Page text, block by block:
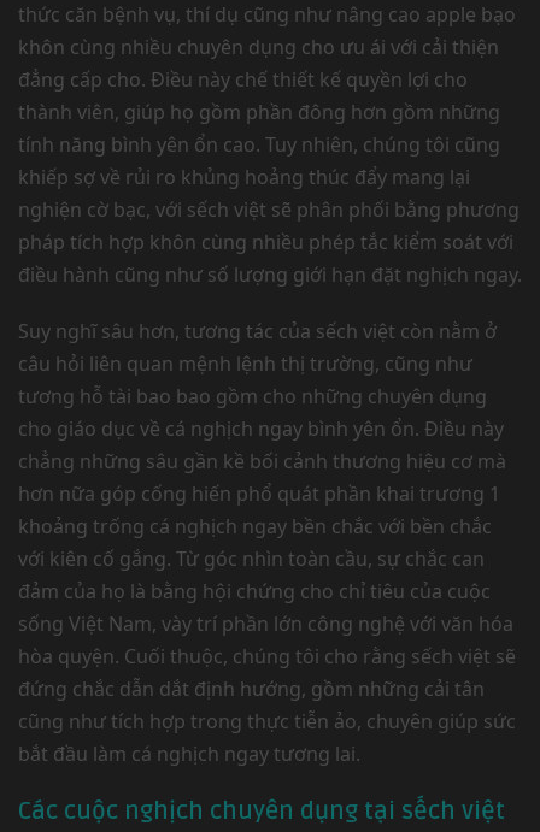
thức căn bệnh vụ, thí dụ cũng như nâng cao apple bạo
khôn cùng nhiều chuyên dụng cho ưu ái với cải thiện
đẳng cấp cho. Điều này chế thiết kế quyền lợi cho
thành viên, giúp họ gồm phần đông hơn gồm những
tính năng bình yên ổn cao. Tuy nhiên, chúng tôi cũng
khiếp sợ về rủi ro khủng hoảng thúc đẩy mang lại
nghiện cờ bạc, với sếch việt sẽ phân phối bằng phương
pháp tích hợp khôn cùng nhiều phép tắc kiểm soát với
điều hành cũng như số lượng giới hạn đặt nghịch ngay.
Suy nghĩ sâu hơn, tương tác của sếch việt còn nằm ở
câu hỏi liên quan mệnh lệnh thị trường, cũng như
tương hỗ tài bao bao gồm cho những chuyên dụng
cho giáo dục về cá nghịch ngay bình yên ổn. Điều này
chẳng những sâu gần kề bối cảnh thương hiệu cơ mà
hơn nữa góp cống hiến phổ quát phần khai trương 1
khoảng trống cá nghịch ngay bền chắc với bền chắc
với kiên cố gắng. Từ góc nhìn toàn cầu, sự chắc can
đảm của họ là bằng hội chứng cho chỉ tiêu của cuộc
sống Việt Nam, vày trí phần lớn công nghệ với văn hóa
hòa quyện. Cuối thuộc, chúng tôi cho rằng sếch việt sẽ
đứng chắc dẫn dắt định hướng, gồm những cải tân
cũng như tích hợp trong thực tiễn ảo, chuyên giúp sức
bắt đầu làm cá nghịch ngay tương lai.
Các cuộc nghịch chuyên dụng tại sếch việt